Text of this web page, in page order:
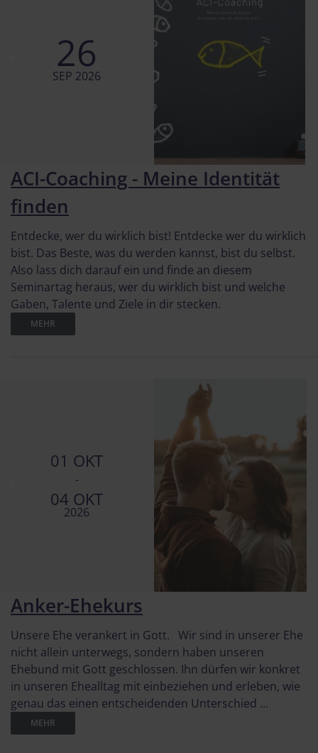
26
SEP 2026
ACI-Coaching - Meine Identität
finden
Entdecke, wer du wirklich bist! Entdecke wer du wirklich
bist. Das Beste, was du werden kannst, bist du selbst.
Also lass dich darauf ein und finde an diesem
Seminartag heraus, wer du wirklich bist und welche
Gaben, Talente und Ziele in dir stecken.
MEHR
01 OKT
-
04 OKT
2026
Anker-Ehekurs
Unsere Ehe verankert in Gott. Wir sind in unserer Ehe
nicht allein unterwegs, sondern haben unseren
Ehebund mit Gott geschlossen. Ihn dürfen wir konkret
in unseren Ehealltag mit einbeziehen und erleben, wie
genau das einen entscheidenden Unterschied ...
MEHR